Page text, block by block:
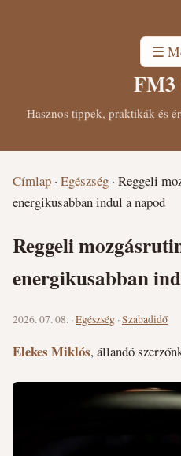
☰
FM3
Hasznos tippek, praktikák és
Címlap · Egészség · Reggeli
energikusabban indul a napod
Reggeli
energikusabban
2026. 07. 08. ·Egészség ·Szabadidő
Elekes Miklós, állandó